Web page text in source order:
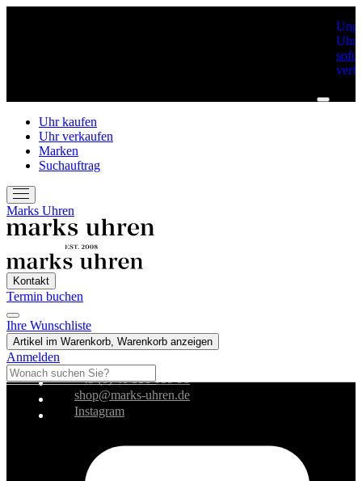
Uhr kaufen
Uhr verkaufen
Marken
Suchauftrag
Marks Uhren
Kontakt
Termin buchen
Ihre Wunschliste
Artikel im Warenkorb, Warenkorb anzeigen
Anmelden Termin Buchen
+49 (0) 40 350 039 98
shop@marks-uhren.de
Instagram